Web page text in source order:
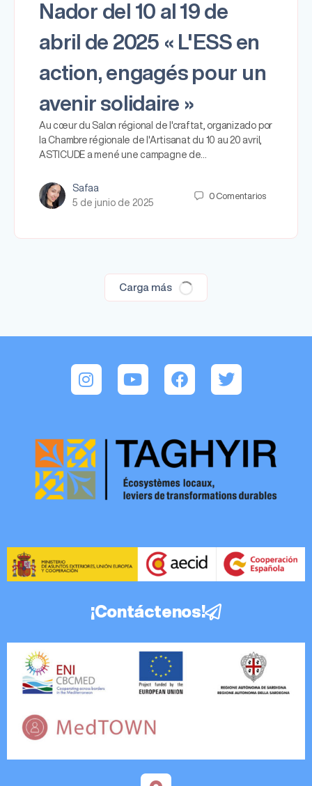
Nador del 10 al 19 de
abril de 2025 « L'ESS en
action, engagés pour un
avenir solidaire »
Au cœur du Salon régional de l'craftat, organizado por
la Chambre régionale de l'Artisanat du 10 au 20 avril,
ASTICUDE a mené une campagne de…
Safaa
5 de junio de 2025
0 Comentarios
Carga más
¡Contáctenos!